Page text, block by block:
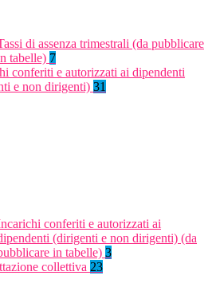
di assenza trimestrali (da pubblicare
tabelle) 7
conferiti e autorizzati ai dipendenti
e non dirigenti) 31
conferiti e autorizzati ai
(dirigenti e non dirigenti) (da
in tabelle) 3
collettiva 23